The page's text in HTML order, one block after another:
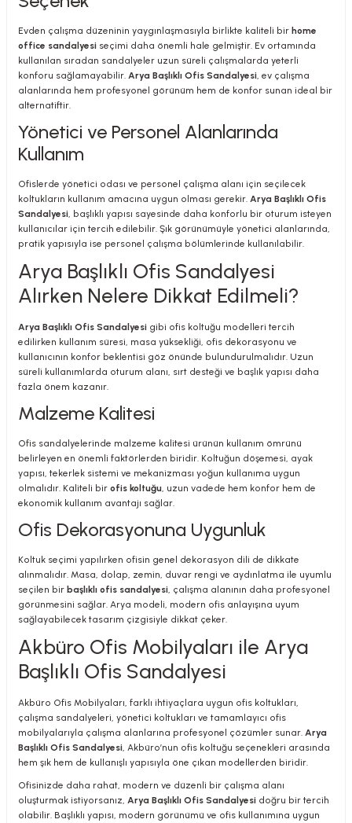
Evden çalışma düzeninin yaygınlaşmasıyla birlikte kaliteli bir home
office sandalyesi seçimi daha önemli hale gelmiştir. Ev ortamında
kullanılan sıradan sandalyeler uzun süreli çalışmalarda yeterli
konforu sağlamayabilir. Arya Başlıklı Ofis Sandalyesi , ev çalışma
alanlarında hem profesyonel görünüm hem de konfor sunan ideal bir
alternatiftir.
Yönetici ve Personel Alanlarında
Kullanım
Ofislerde yönetici odası ve personel çalışma alanı için seçilecek
koltukların kullanım amacına uygun olması gerekir. Arya Başlıklı Ofis
Sandalyesi , başlıklı yapısı sayesinde daha konforlu bir oturum isteyen
kullanıcılar için tercih edilebilir. Şık görünümüyle yönetici alanlarında,
pratik yapısıyla ise personel çalışma bölümlerinde kullanılabilir.
Arya Başlıklı Ofis Sandalyesi
Alırken Nelere Dikkat Edilmeli?
Arya Başlıklı Ofis Sandalyesi gibi ofis koltuğu modelleri tercih
edilirken kullanım süresi, masa yüksekliği, ofis dekorasyonu ve
kullanıcının konfor beklentisi göz önünde bulundurulmalıdır. Uzun
süreli kullanımlarda oturum alanı, sırt desteği ve başlık yapısı daha
fazla önem kazanır.
Malzeme Kalitesi
Ofis sandalyelerinde malzeme kalitesi ürünün kullanım ömrünü
belirleyen en önemli faktörlerden biridir. Koltuğun döşemesi, ayak
yapısı, tekerlek sistemi ve mekanizması yoğun kullanıma uygun
olmalıdır. Kaliteli bir ofis koltuğu , uzun vadede hem konfor hem de
ekonomik kullanım avantajı sağlar.
Ofis Dekorasyonuna Uygunluk
Koltuk seçimi yapılırken ofisin genel dekorasyon dili de dikkate
alınmalıdır. Masa, dolap, zemin, duvar rengi ve aydınlatma ile uyumlu
seçilen bir başlıklı ofis sandalyesi , çalışma alanının daha profesyonel
görünmesini sağlar. Arya modeli, modern ofis anlayışına uyum
sağlayabilecek tasarım çizgisiyle dikkat çeker.
Akbüro Ofis Mobilyaları ile Arya
Başlıklı Ofis Sandalyesi
Akbüro Ofis Mobilyaları, farklı ihtiyaçlara uygun ofis koltukları,
çalışma sandalyeleri, yönetici koltukları ve tamamlayıcı ofis
mobilyalarıyla çalışma alanlarına profesyonel çözümler sunar. Arya
Başlıklı Ofis Sandalyesi , Akbüro’nun ofis koltuğu seçenekleri arasında
hem şık hem de kullanışlı yapısıyla öne çıkan modellerden biridir.
Ofisinizde daha rahat, modern ve düzenli bir çalışma alanı
oluşturmak istiyorsanız, Arya Başlıklı Ofis Sandalyesi doğru bir tercih
olabilir. Başlıklı yapısı, modern görünümü ve ofis kullanımına uygun